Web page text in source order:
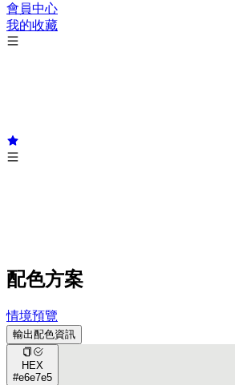
會員中心
我的收藏
配色方案
情境預覽
輸出配色資訊
HEX
#e6e7e5